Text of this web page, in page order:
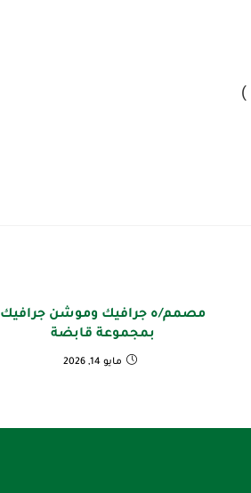
)
مصمم/ه جرافيك وموشن جرافيك
بمجموعة قابضة
مايو 14, 2026